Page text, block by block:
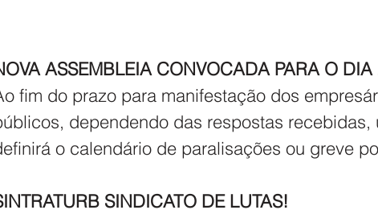
ASSEMBLEIA CONVOCADA PARA O
fim do prazo para manifestação dos
dependendo das respostas recebidas,
o calendário de paralisações ou greve
SINDICATO DE LUTAS!